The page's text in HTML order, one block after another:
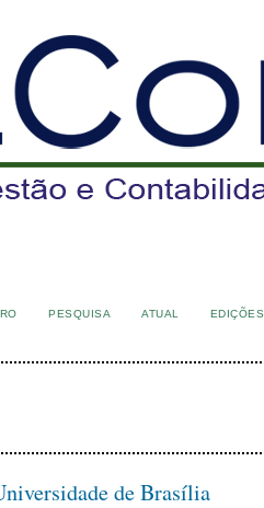
PESQUISA ATUAL EDIÇÕES
de Brasília